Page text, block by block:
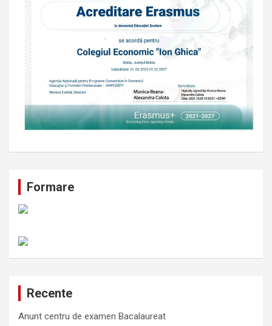
Formare
Recente
Anunt centru de examen Bacalaureat